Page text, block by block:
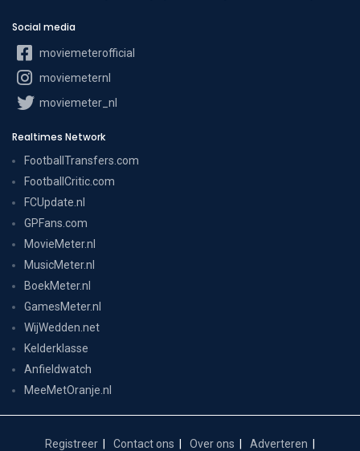
Social media
moviemeterofficial
moviemeternl
moviemeter_nl
Realtimes Network
FootballTransfers.com
FootballCritic.com
FCUpdate.nl
GPFans.com
MovieMeter.nl
MusicMeter.nl
BoekMeter.nl
GamesMeter.nl
WijWedden.net
Kelderklasse
Anfieldwatch
MeeMetOranje.nl
Registreer Contact ons Over ons
Adverteren